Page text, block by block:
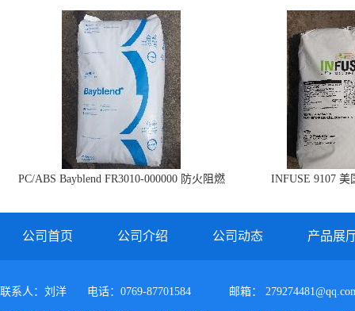
PC/ABS Bayblend FR3010-000000 防火阻燃
INFUSE 9107 美
公司首页 公司介绍 公司动态 产品展
联系人：刘洋 电话：0769-87701584 邮箱：